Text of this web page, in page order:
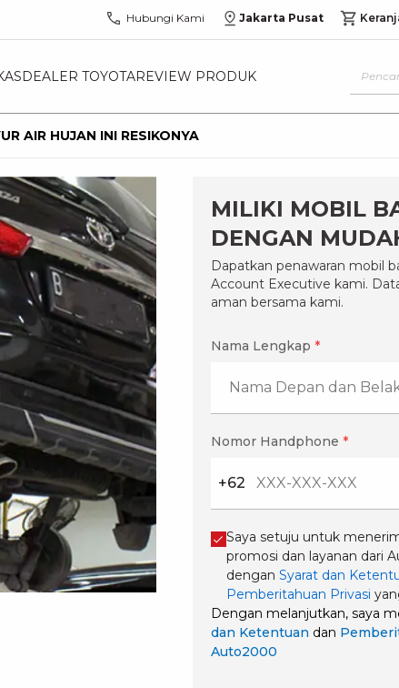
Hubungi Kami Jakarta Pusat
DEALER TOYOTAREVIEW PRODUK
AIR HUJAN INI RESIKONYA
MILIKI MOBIL
DENGAN
Dapatkan penawaran mobil
Account Executive kami.
aman bersama kami.
Nama Lengkap *
Nomor Handphone *
+62
Saya setuju untuk
promosi dan layanan dari
dengan Syarat dan
Pemberitahuan Privasi
Dengan melanjutkan, saya
dan Ketentuan dan
Auto2000